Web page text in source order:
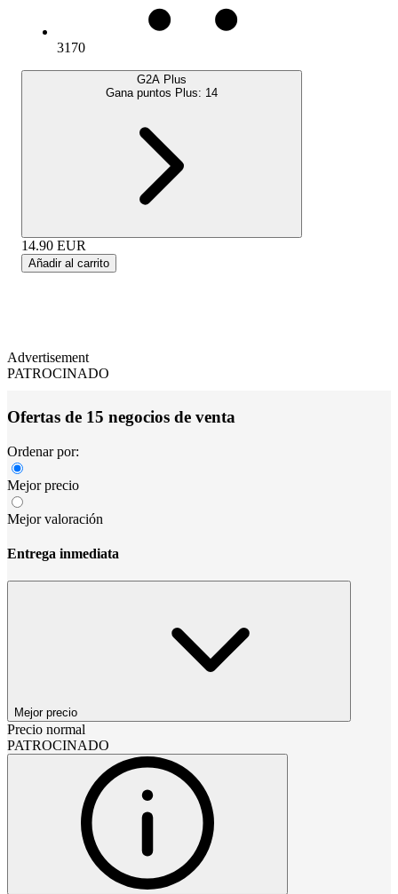
3170
G2A Plus
Gana puntos Plus: 14
14.90 EUR
Añadir al carrito
Advertisement
PATROCINADO
Ofertas de 15 negocios de venta
Ordenar por:
Mejor precio
Mejor valoración
Entrega inmediata
Mejor precio
Precio normal
PATROCINADO